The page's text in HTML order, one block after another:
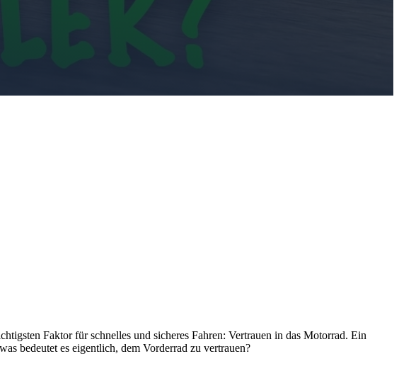
Faktor für schnelles und sicheres Fahren: Vertrauen in das Motorrad. Ein
bedeutet es eigentlich, dem Vorderrad zu vertrauen?